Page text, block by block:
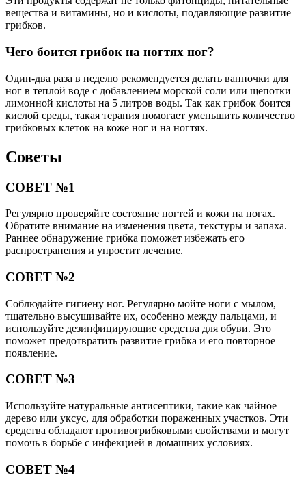
вещества и витамины, но и кислоты, подавляющие развитие
грибков.
Чего боится грибок на ногтях ног?
Один-два раза в неделю рекомендуется делать ванночки для
ног в теплой воде с добавлением морской соли или щепотки
лимонной кислоты на 5 литров воды. Так как грибок боится
кислой среды, такая терапия помогает уменьшить количество
грибковых клеток на коже ног и на ногтях.
Советы
СОВЕТ №1
Регулярно проверяйте состояние ногтей и кожи на ногах.
Обратите внимание на изменения цвета, текстуры и запаха.
Раннее обнаружение грибка поможет избежать его
распространения и упростит лечение.
СОВЕТ №2
Соблюдайте гигиену ног. Регулярно мойте ноги с мылом,
тщательно высушивайте их, особенно между пальцами, и
используйте дезинфицирующие средства для обуви. Это
поможет предотвратить развитие грибка и его повторное
появление.
СОВЕТ №3
Используйте натуральные антисептики, такие как чайное
дерево или уксус, для обработки пораженных участков. Эти
средства обладают противогрибковыми свойствами и могут
помочь в борьбе с инфекцией в домашних условиях.
СОВЕТ №4